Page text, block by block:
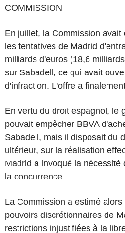
COMMISSION
En juillet, la Commission avait
les tentatives de Madrid
milliards d'euros (18,6
sur Sabadell, ce qui avait
d'infraction. L'offre a
En vertu du droit espagnol, le
pouvait empêcher BBVA
Sabadell, mais il disposait du
ultérieur, sur la réalisation
Madrid a invoqué la nécessité
la concurrence.
La Commission a estimé
pouvoirs discrétionnaires de
restrictions injustifiées à la